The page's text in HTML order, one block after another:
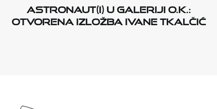
Astronaut(i) u Galeriji O.K.:
Otvorena izložba Ivane Tkalčić